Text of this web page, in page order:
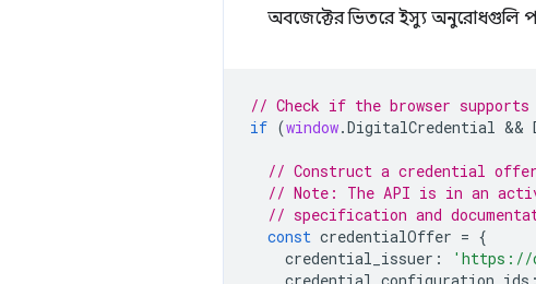
অবজেক্টের ভিতরে ইস্যু অনুরোধগুলি
// Check if the browser
if (window.DigitalCredential &&
// Construct a credential offer
// Note: The API is in an
// specification and
const credentialOffer = {
credential_issuer : 'https://